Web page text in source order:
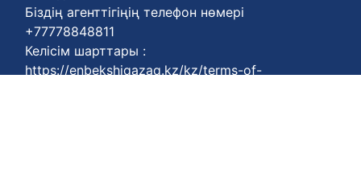
Біздің агенттігіңің телефон нөмері
+77778848811
Келісім шарттары :
https://enbekshiqazaq.kz/kz/terms-of-